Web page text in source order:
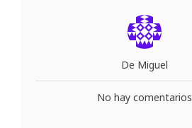
De Miguel
No hay comentarios